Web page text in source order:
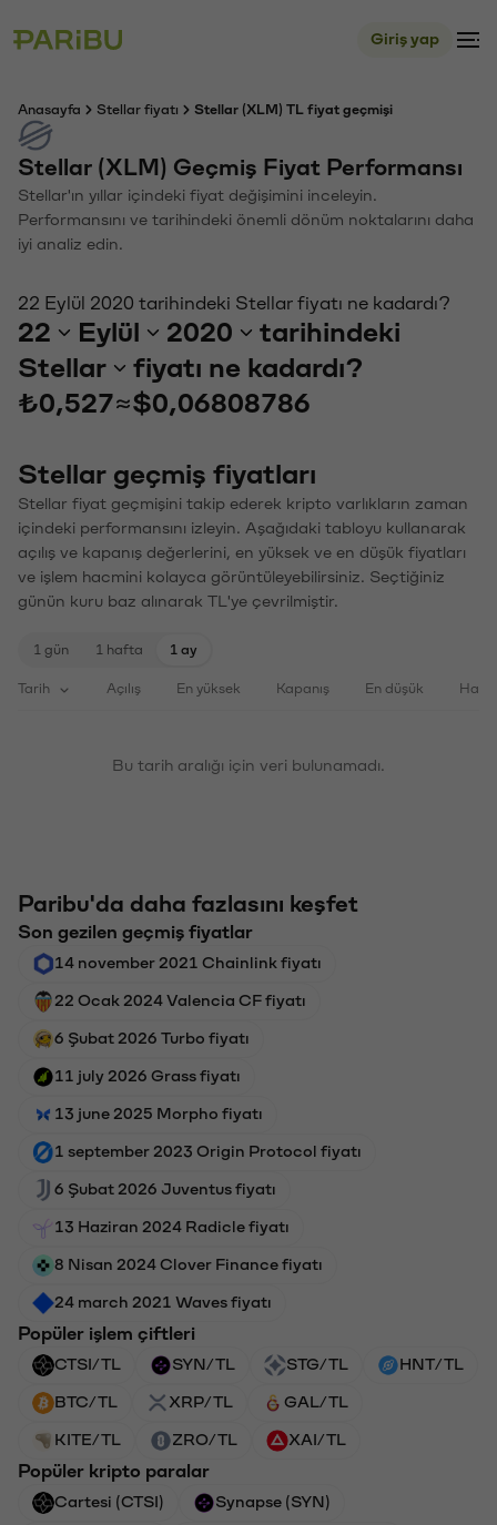
Giriş yap
Anasayfa Stellar fiyatı Stellar (XLM) TL fiyat geçmişi
Stellar (XLM) Geçmiş Fiyat Performansı
Stellar'ın yıllar içindeki fiyat değişimini inceleyin.
Performansını ve tarihindeki önemli dönüm noktalarını daha
iyi analiz edin.
22 Eylül 2020 tarihindeki Stellar fiyatı ne kadardı?
22 Eylül 2020
tarihindeki
Stellar
fiyatı ne kadardı?
₺0,527≈$0,06808786
Stellar geçmiş fiyatları
Stellar fiyat geçmişini takip ederek kripto varlıkların zaman
içindeki performansını izleyin. Aşağıdaki tabloyu kullanarak
açılış ve kapanış değerlerini, en yüksek ve en düşük fiyatları
ve işlem hacmini kolayca görüntüleyebilirsiniz. Seçtiğiniz
günün kuru baz alınarak TL'ye çevrilmiştir.
1 gün 1 hafta 1 ay
Tarih Açılış En yüksek Kapanış En düşük
Bu tarih aralığı için veri bulunamadı.
Paribu'da daha fazlasını keşfet
Son gezilen geçmiş fiyatlar
14 november 2021 Chainlink fiyatı
22 Ocak 2024 Valencia CF fiyatı
6 Şubat 2026 Turbo fiyatı
11 july 2026 Grass fiyatı
13 june 2025 Morpho fiyatı
1 september 2023 Origin Protocol fiyatı
6 Şubat 2026 Juventus fiyatı
13 Haziran 2024 Radicle fiyatı
8 Nisan 2024 Clover Finance fiyatı
24 march 2021 Waves fiyatı
Popüler işlem çiftleri
CTSI/TL SYN/TL STG/TL HNT/TL
BTC/TL XRP/TL GAL/TL
KITE/TL ZRO/TL XAI/TL
Popüler kripto paralar
Cartesi (CTSI) Synapse (SYN)